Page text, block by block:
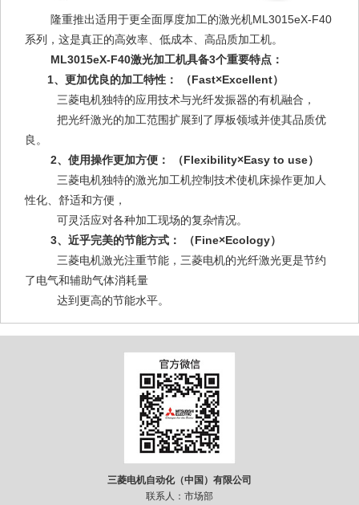
隆重推出适用于更全面厚度加工的激光机ML3015eX-F40
系列，这是真正的高效率、低成本、高品质加工机。
ML3015eX-F40激光加工机具备3个重要特点：
1、更加优良的加工特性： （Fast×Excellent）
三菱电机独特的应用技术与光纤发振器的有机融合，
把光纤激光的加工范围扩展到了厚板领域并使其品质优
良。
2、使用操作更加方便： （Flexibility×Easy to use）
三菱电机独特的激光加工机控制技术使机床操作更加人
性化、舒适和方便，
可灵活应对各种加工现场的复杂情况。
3、近乎完美的节能方式： （Fine×Ecology）
三菱电机激光注重节能，三菱电机的光纤激光更是节约
了电气和辅助气体消耗量
达到更高的节能水平。
三菱电机自动化（中国）有限公司
联系人：市场部